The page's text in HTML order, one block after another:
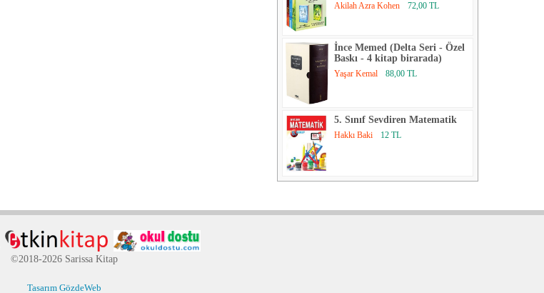
Akilah Azra Kohen 72,00 TL
İnce Memed (Delta Seri - Özel
Baskı - 4 kitap birarada)
Yaşar Kemal 88,00 TL
5. Sınıf Sevdiren Matematik
Hakkı Baki 12 TL
©2018-2026 Sarissa Kitap
Tasarım GözdeWeb